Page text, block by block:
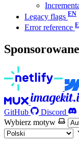
Legacy flags
Error reference
GitHub
Discord
Wybierz motyw